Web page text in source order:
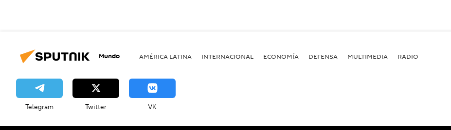
Mundo AMÉRICA LATINA INTERNACIONAL ECONOMÍA DEFENSA MULTIMEDIA RADIO
Telegram Twitter VK